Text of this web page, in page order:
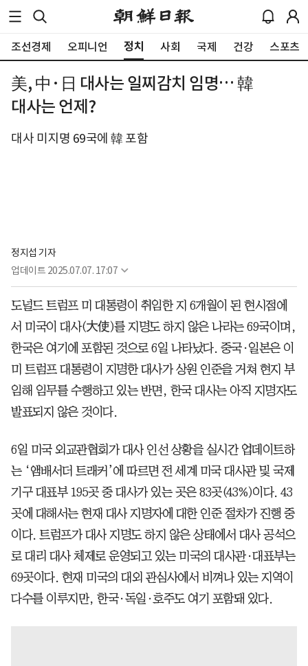
조선경제 오피니언 정치 사회 국제 건강 스포츠
美, 中·日 대사는 일찌감치 임명… 韓
대사는 언제?
대사 미지명 69국에 韓 포함
정지섭 기자
업데이트 2025.07.07. 17:07
도널드 트럼프 미 대통령이 취임한 지 6개월이 된 현시점에
서 미국이 대사(大使)를 지명도 하지 않은 나라는 69국이며,
한국은 여기에 포함된 것으로 6일 나타났다. 중국·일본은 이
미 트럼프 대통령이 지명한 대사가 상원 인준을 거쳐 현지 부
임해 임무를 수행하고 있는 반면, 한국 대사는 아직 지명자도
발표되지 않은 것이다.
6일 미국 외교관협회가 대사 인선 상황을 실시간 업데이트하
는 ‘앰배서더 트래커’에 따르면 전 세계 미국 대사관 및 국제
기구 대표부 195곳 중 대사가 있는 곳은 83곳(43%)이다. 43
곳에 대해서는 현재 대사 지명자에 대한 인준 절차가 진행 중
이다. 트럼프가 대사 지명도 하지 않은 상태에서 대사 공석으
로 대리 대사 체제로 운영되고 있는 미국의 대사관·대표부는
69곳이다. 현재 미국의 대외 관심사에서 비껴나 있는 지역이
다수를 이루지만, 한국·독일·호주도 여기 포함돼 있다.